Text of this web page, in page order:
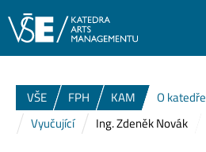
VŠE FPH KAM O katedře
Vyučující
Ing. Zdeněk Novák